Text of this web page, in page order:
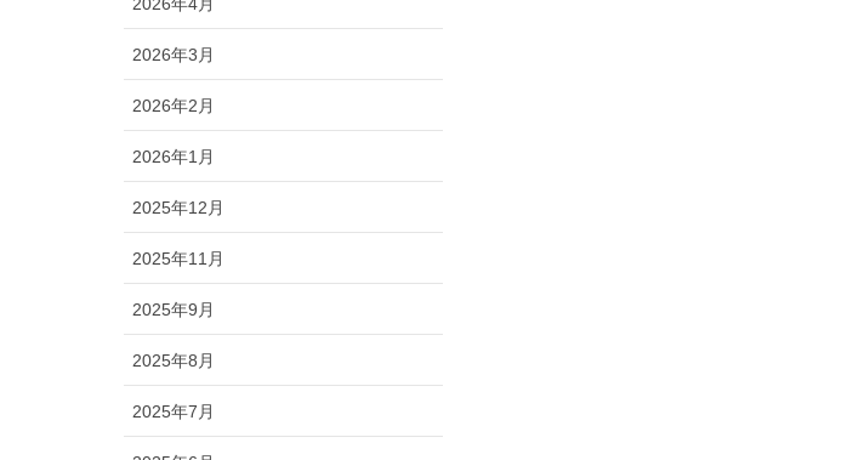
2026年3月
2026年2月
2026年1月
2025年12月
2025年11月
2025年9月
2025年8月
2025年7月